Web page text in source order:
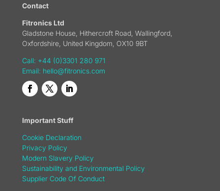
Contact
Fitronics Ltd
Gladstone House, Hithercroft Road, Wallingford,
Oxfordshire, United Kingdom, OX10 9BT
Call: +44 (0)3301 280 971
Email: hello@fitronics.com
Important Stuff
Cookie Declaration
Privacy Policy
Modern Slavery Policy
Sustainability and Environmental Policy
Supplier Code Of Conduct